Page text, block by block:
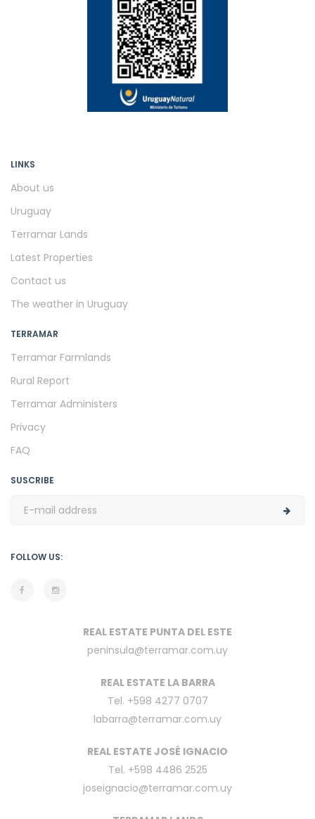
LINKS
About us
Uruguay
Terramar Lands
Latest Properties
Contact us
The weather in Uruguay
TERRAMAR
Terramar Farmlands
Rural Report
Terramar Administers
Privacy
FAQ
SUSCRIBE
FOLLOW US:
REAL ESTATE PUNTA DEL ESTE
peninsula@terramar.com.uy
REAL ESTATE LA BARRA
Tel. +598 4277 0707
labarra@terramar.com.uy
REAL ESTATE JOSÉ IGNACIO
Tel. +598 4486 2525
joseignacio@terramar.com.uy